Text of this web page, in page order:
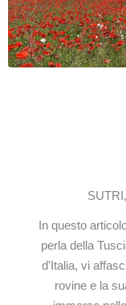
In questo
perla della
d'Italia, vi
rovine e la